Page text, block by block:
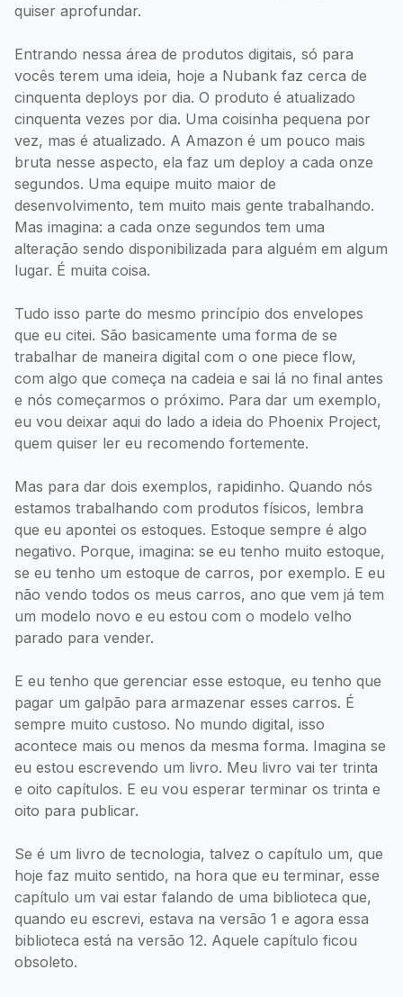
quiser aprofundar.
Entrando nessa área de produtos digitais, só para
vocês terem uma ideia, hoje a Nubank faz cerca de
cinquenta deploys por dia. O produto é atualizado
cinquenta vezes por dia. Uma coisinha pequena por
vez, mas é atualizado. A Amazon é um pouco mais
bruta nesse aspecto, ela faz um deploy a cada onze
segundos. Uma equipe muito maior de
desenvolvimento, tem muito mais gente trabalhando.
Mas imagina: a cada onze segundos tem uma
alteração sendo disponibilizada para alguém em algum
lugar. É muita coisa.
Tudo isso parte do mesmo princípio dos envelopes
que eu citei. São basicamente uma forma de se
trabalhar de maneira digital com o one piece flow,
com algo que começa na cadeia e sai lá no final antes
e nós começarmos o próximo. Para dar um exemplo,
eu vou deixar aqui do lado a ideia do Phoenix Project,
quem quiser ler eu recomendo fortemente.
Mas para dar dois exemplos, rapidinho. Quando nós
estamos trabalhando com produtos físicos, lembra
que eu apontei os estoques. Estoque sempre é algo
negativo. Porque, imagina: se eu tenho muito estoque,
se eu tenho um estoque de carros, por exemplo. E eu
não vendo todos os meus carros, ano que vem já tem
um modelo novo e eu estou com o modelo velho
parado para vender.
E eu tenho que gerenciar esse estoque, eu tenho que
pagar um galpão para armazenar esses carros. É
sempre muito custoso. No mundo digital, isso
acontece mais ou menos da mesma forma. Imagina se
eu estou escrevendo um livro. Meu livro vai ter trinta
e oito capítulos. E eu vou esperar terminar os trinta e
oito para publicar.
Se é um livro de tecnologia, talvez o capítulo um, que
hoje faz muito sentido, na hora que eu terminar, esse
capítulo um vai estar falando de uma biblioteca que,
quando eu escrevi, estava na versão 1 e agora essa
biblioteca está na versão 12. Aquele capítulo ficou
obsoleto.